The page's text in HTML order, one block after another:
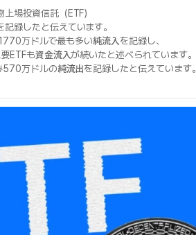
場投資信託（ETF）
記録したと伝えています。
万ドルで最も多い純流入を記録し、
ETFも資金流入が続いたと述べられています。
570万ドルの純流出を記録したと伝えています。